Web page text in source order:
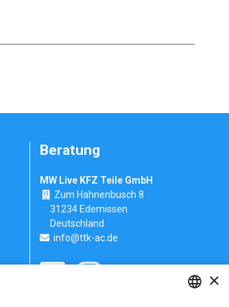
Beratung
MW Live KFZ Teile GmbH
Zum Hahnenbusch 8
31234 Edemissen
Deutschland
info@ttk-ac.de
×